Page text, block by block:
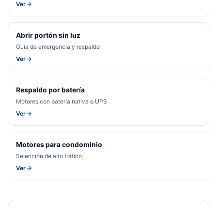
Ver
Abrir portón sin luz
Guía de emergencia y respaldo
Ver
Respaldo por batería
Motores con batería nativa o UPS
Ver
Motores para condominio
Selección de alto tráfico
Ver